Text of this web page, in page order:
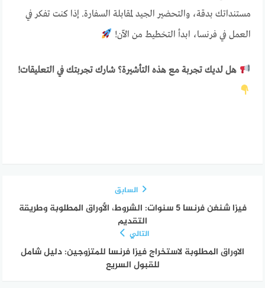
مستنداتك بدقة، والتحضير الجيد لمقابلة السفارة. إذا كنت تفكر في
العمل في فرنسا، ابدأ التخطيط من الآن!
هل لديك تجربة مع هذه التأشيرة؟ شارك تجربتك في التعليقات!
السابق
فيزا شنغن فرنسا 5 سنوات: الشروط، الأوراق المطلوبة وطريقة
التقديم
التالي
الاوراق المطلوبة لاستخراج فيزا فرنسا للمتزوجين: دليل شامل
للقبول السريع